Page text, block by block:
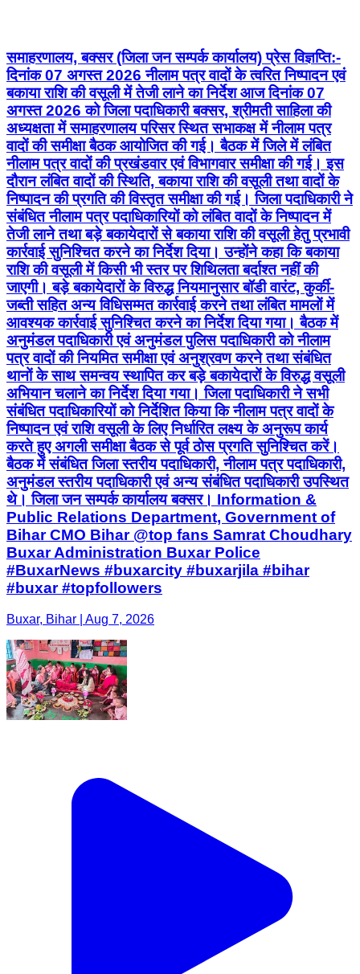
समाहरणालय, बक्सर (जिला जन सम्पर्क कार्यालय) प्रेस विज्ञप्ति:-
दिनांक 07 अगस्त 2026 नीलाम पत्र वादों के त्वरित निष्पादन एवं
बकाया राशि की वसूली में तेजी लाने का निर्देश आज दिनांक 07
अगस्त 2026 को जिला पदाधिकारी बक्सर, श्रीमती साहिला की
अध्यक्षता में समाहरणालय परिसर स्थित सभाकक्ष में नीलाम पत्र
वादों की समीक्षा बैठक आयोजित की गई। बैठक में जिले में लंबित
नीलाम पत्र वादों की प्रखंडवार एवं विभागवार समीक्षा की गई। इस
दौरान लंबित वादों की स्थिति, बकाया राशि की वसूली तथा वादों के
निष्पादन की प्रगति की विस्तृत समीक्षा की गई। जिला पदाधिकारी ने
संबंधित नीलाम पत्र पदाधिकारियों को लंबित वादों के निष्पादन में
तेजी लाने तथा बड़े बकायेदारों से बकाया राशि की वसूली हेतु प्रभावी
कार्रवाई सुनिश्चित करने का निर्देश दिया। उन्होंने कहा कि बकाया
राशि की वसूली में किसी भी स्तर पर शिथिलता बर्दाश्त नहीं की
जाएगी। बड़े बकायेदारों के विरुद्ध नियमानुसार बॉडी वारंट, कुर्की-
जब्ती सहित अन्य विधिसम्मत कार्रवाई करने तथा लंबित मामलों में
आवश्यक कार्रवाई सुनिश्चित करने का निर्देश दिया गया। बैठक में
अनुमंडल पदाधिकारी एवं अनुमंडल पुलिस पदाधिकारी को नीलाम
पत्र वादों की नियमित समीक्षा एवं अनुश्रवण करने तथा संबंधित
थानों के साथ समन्वय स्थापित कर बड़े बकायेदारों के विरुद्ध वसूली
अभियान चलाने का निर्देश दिया गया। जिला पदाधिकारी ने सभी
संबंधित पदाधिकारियों को निर्देशित किया कि नीलाम पत्र वादों के
निष्पादन एवं राशि वसूली के लिए निर्धारित लक्ष्य के अनुरूप कार्य
करते हुए अगली समीक्षा बैठक से पूर्व ठोस प्रगति सुनिश्चित करें।
बैठक में संबंधित जिला स्तरीय पदाधिकारी, नीलाम पत्र पदाधिकारी,
अनुमंडल स्तरीय पदाधिकारी एवं अन्य संबंधित पदाधिकारी उपस्थित
थे। जिला जन सम्पर्क कार्यालय बक्सर। Information &
Public Relations Department, Government of
Bihar CMO Bihar @top fans Samrat Choudhary
Buxar Administration Buxar Police
#BuxarNews #buxarcity #buxarjila #bihar
#buxar #topfollowers
Buxar, Bihar | Aug 7, 2026